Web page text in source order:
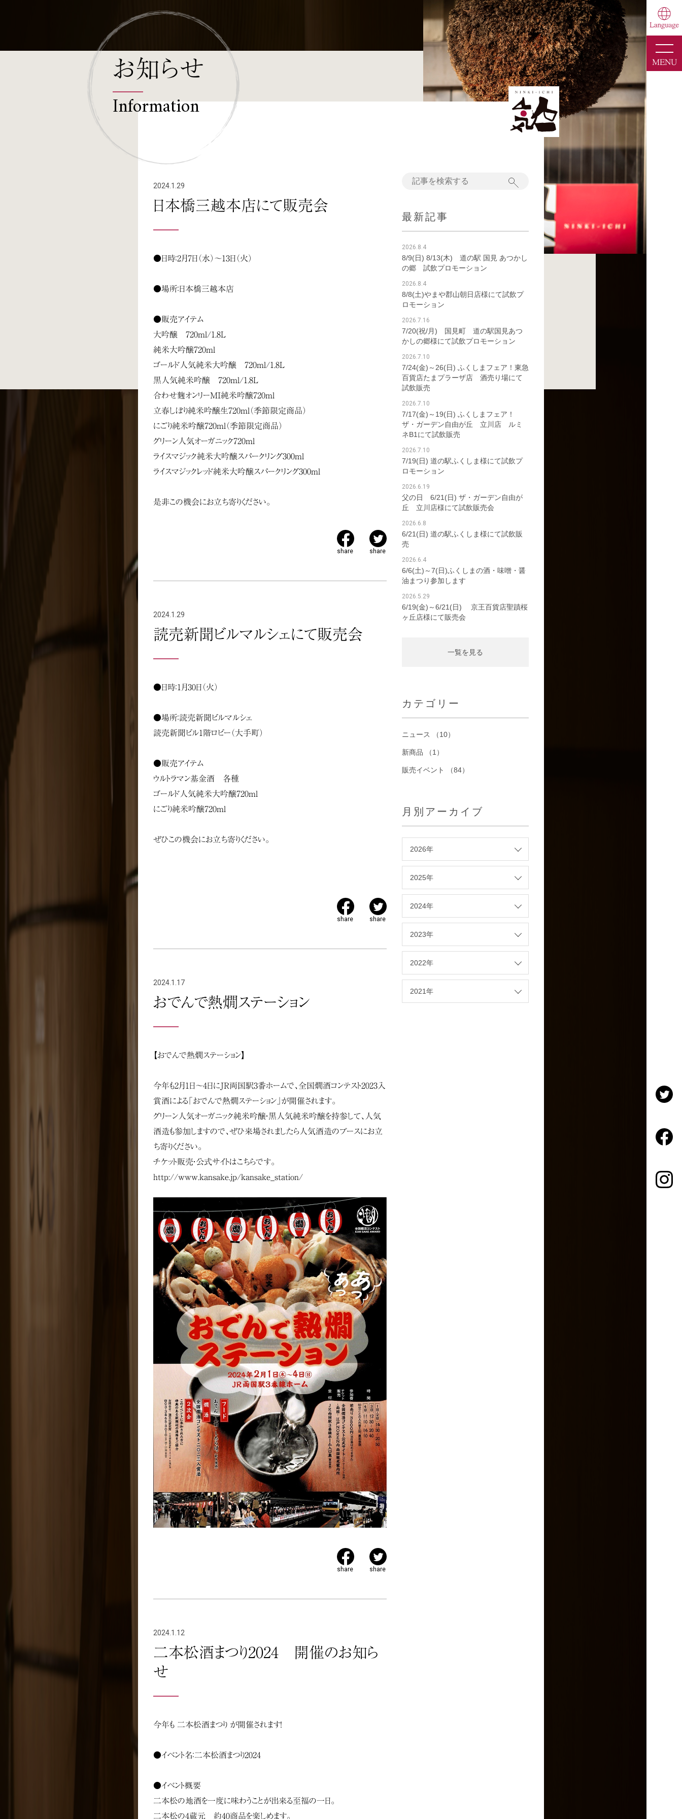
MENU
お知らせ
Information
2024.1.29
日本橋三越本店にて販売会
●日時：2月7日（水）～13日（火）
●場所：日本橋三越本店
●販売アイテム
大吟醸 720ml/1.8L
純米大吟醸720ml
ゴールド人気純米大吟醸 720ml/1.8L
黒人気純米吟醸 720ml/1.8L
合わせ麴オンリーMI純米吟醸720ml
立春しぼり純米吟醸生720ml（季節限定商品）
にごり純米吟醸720ml（季節限定商品）
グリーン人気オーガニック720ml
ライスマジック純米大吟醸スパークリング300ml
ライスマジックレッド純米大吟醸スパークリング300ml
是非この機会にお立ち寄りください。
share share
2024.1.29
読売新聞ビルマルシェにて販売会
●日時：1月30日（火）
●場所：読売新聞ビルマルシェ
読売新聞ビル1階ロビー（大手町）
●販売アイテム
ウルトラマン基金酒 各種
ゴールド人気純米大吟醸720ml
にごり純米吟醸720ml
ぜひこの機会にお立ち寄りください。
share share
2024.1.17
おでんで熱燗ステーション
【おでんで熱燗ステーション】
今年も2月1日〜4日にJR両国駅3番ホームで、全国燗酒コンテスト2023入
賞酒による「おでんで熱燗ステーション」が開催されます。
グリーン人気オーガニック純米吟醸・黒人気純米吟醸を持参して、人気
酒造も参加しますので、ぜひ来場されましたら人気酒造のブースにお立
ち寄りください。
チケット販売・公式サイトはこちらです。
http://www.kansake.jp/kansake_station/
share share
2024.1.12
二本松酒まつり2024 開催のお知ら
せ
今年も 二本松酒まつり が開催されます！
●イベント名：二本松酒まつり2024
●イベント概要
二本松の地酒を一度に味わうことが出来る至福の一日。
二本松の4蔵元 約40商品を楽しめます。
最新記事
2026.8.4
8/9(日) 8/13(木) 道の駅 国見 あつかし
の郷 試飲プロモーション
2026.8.4
8/8(土)やまや郡山朝日店様にて試飲プ
ロモーション
2026.7.16
7/20(祝/月) 国見町 道の駅国見あつ
かしの郷様にて試飲プロモーション
2026.7.10
7/24(金)～26(日) ふくしまフェア！東急
百貨店たまプラーザ店 酒売り場にて
試飲販売
2026.7.10
7/17(金)～19(日) ふくしまフェア！
ザ・ガーデン自由が丘 立川店 ルミ
ネB1にて試飲販売
2026.7.10
7/19(日) 道の駅ふくしま様にて試飲プ
ロモーション
2026.6.19
父の日 6/21(日) ザ・ガーデン自由が
丘 立川店様にて試飲販売会
2026.6.8
6/21(日) 道の駅ふくしま様にて試飲販
売
2026.6.4
6/6(土)～7(日)ふくしまの酒・味噌・醤
油まつり参加します
2026.5.29
6/19(金)～6/21(日) 京王百貨店聖蹟桜
ヶ丘店様にて販売会
一覧を見る
カテゴリー
ニュース （10）
新商品 （1）
販売イベント （84）
月別アーカイブ
2026年
2025年
2024年
2023年
2022年
2021年